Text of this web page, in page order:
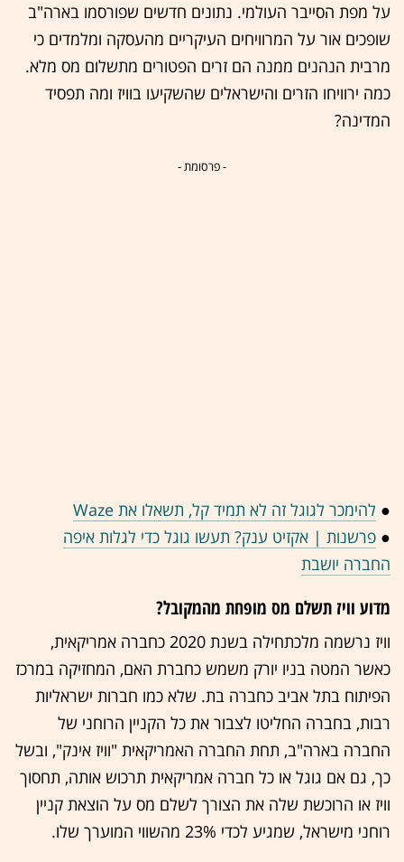
על מפת הסייבר העולמי. נתונים חדשים שפורסמו בארה"ב
שופכים אור על המרוויחים העיקריים מהעסקה ומלמדים כי
מרבית הנהנים ממנה הם זרים הפטורים מתשלום מס מלא.
כמה ירוויחו הזרים והישראלים שהשקיעו בוויז ומה תפסיד
המדינה?
- פרסומת -
● להימכר לגוגל זה לא תמיד קל, תשאלו את Waze
● פרשנות | אקזיט ענק? תעשו גוגל כדי לגלות איפה
החברה יושבת
מדוע וויז תשלם מס מופחת מהמקובל?
וויז נרשמה מלכתחילה בשנת 2020 כחברה אמריקאית,
כאשר המטה בניו יורק משמש כחברת האם, המחזיקה במרכז
הפיתוח בתל אביב כחברה בת. שלא כמו חברות ישראליות
רבות, בחברה החליטו לצבור את כל הקניין הרוחני של
החברה בארה"ב, תחת החברה האמריקאית "וויז אינק", ובשל
כך, גם אם גוגל או כל חברה אמריקאית תרכוש אותה, תחסוך
וויז או הרוכשת שלה את הצורך לשלם מס על הוצאת קניין
רוחני מישראל, שמגיע לכדי 23% מהשווי המוערך שלו.